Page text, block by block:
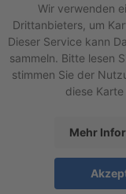
Wir verwenden
Drittanbieters, um
Dieser Service kann
sammeln. Bitte lesen
stimmen Sie der
diese
Mehr